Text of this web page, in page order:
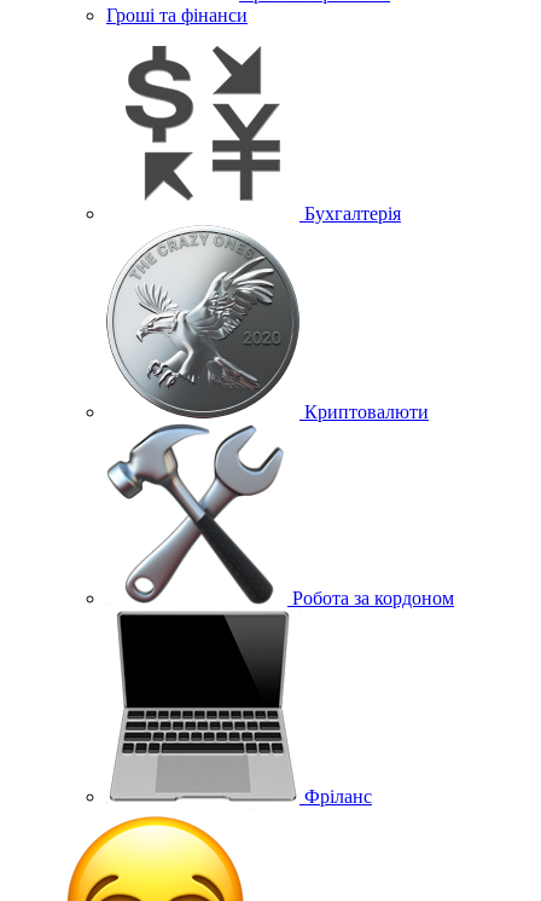
Гроші та фінанси
Бухгалтерія
Криптовалюти
Робота за кордоном
Фріланс